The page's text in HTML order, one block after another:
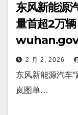
东风新能源
量首超2万辆
2 月 2, 2026
东风新能源汽车
岚图单…